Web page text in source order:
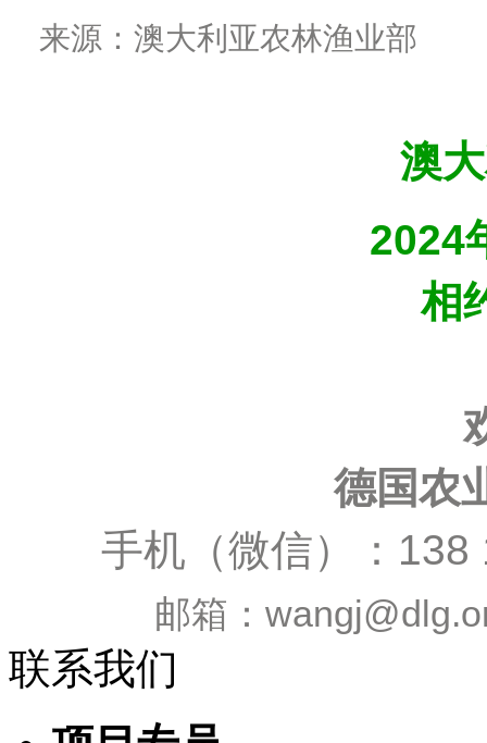
来源：澳大利亚农林渔业部
澳
2024
相
德国农
手机（微信）：
邮箱：
联系我们